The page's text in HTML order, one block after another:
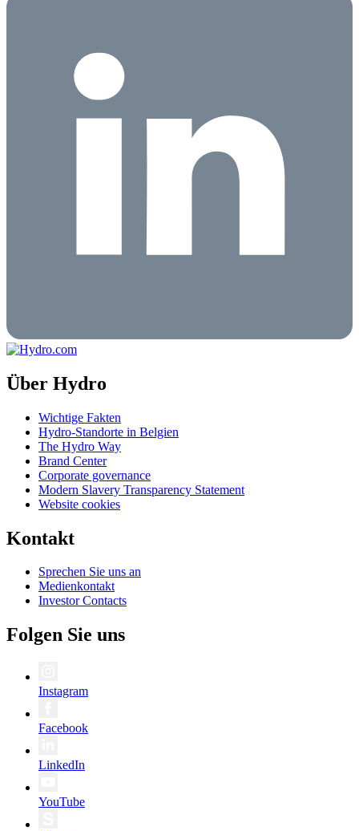
Über Hydro
Wichtige Fakten
Hydro-Standorte in Belgien
The Hydro Way
Brand Center
Corporate governance
Modern Slavery Transparency Statement
Website cookies
Kontakt
Sprechen Sie uns an
Medienkontakt
Investor Contacts
Folgen Sie uns
Instagram
Facebook
LinkedIn
YouTube